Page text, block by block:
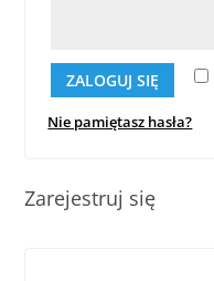
ZALOGUJ SIĘ
Nie pamiętasz hasła?
Zarejestruj się